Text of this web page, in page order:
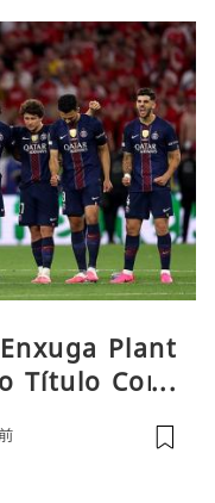
Plant
Título Cons